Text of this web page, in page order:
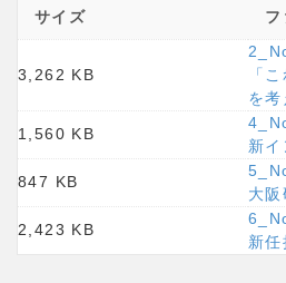
サイズ フ
3,262 KB
「
を
1,560 KB
新
847 KB
大
2,423 KB
新